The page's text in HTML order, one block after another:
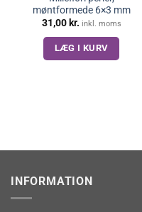
møntformede 6×3 mm
31,00 kr. inkl. moms
LÆG I KURV
INFORMATION